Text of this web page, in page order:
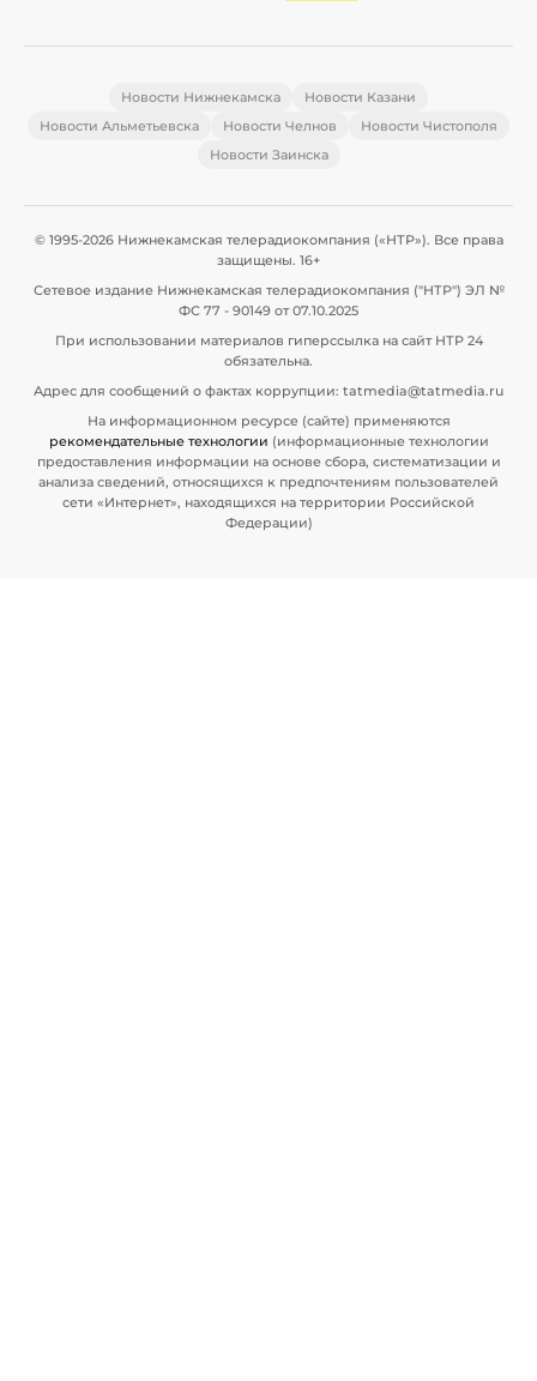
Новости Нижнекамска
Новости Казани
Новости Альметьевска
Новости Челнов
Новости Чистополя
Новости Заинска
© 1995-2026 Нижнекамская телерадиокомпания («НТР»). Все права
защищены. 16+
Сетевое издание Нижнекамская телерадиокомпания ("НТР") ЭЛ №
ФС 77 - 90149 от 07.10.2025
При использовании материалов гиперссылка на сайт НТР 24
обязательна.
Адрес для сообщений о фактах коррупции: tatmedia@tatmedia.ru
На информационном ресурсе (сайте) применяются
рекомендательные технологии (информационные технологии
предоставления информации на основе сбора, систематизации и
анализа сведений, относящихся к предпочтениям пользователей
сети «Интернет», находящихся на территории Российской
Федерации)